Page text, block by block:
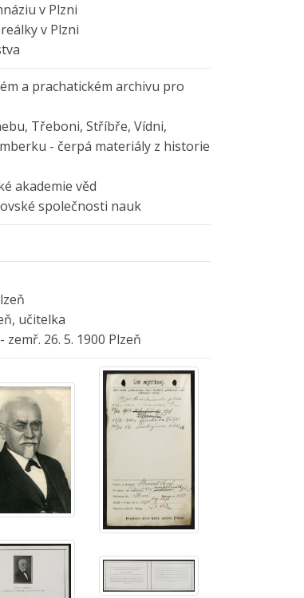
v Plzni
v Plzni
a prachatickém archivu pro
Třeboni, Stříbře, Vídni,
- čerpá materiály z historie
akademie věd
společnosti nauk
učitelka
zemř. 26. 5. 1900 Plzeň